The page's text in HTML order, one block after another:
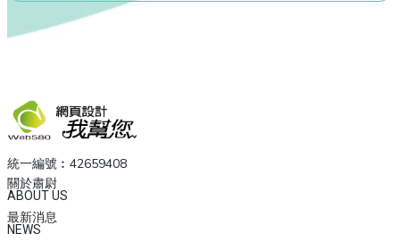
統一編號︰42659408
關於肅尉
ABOUT US
最新消息
NEWS